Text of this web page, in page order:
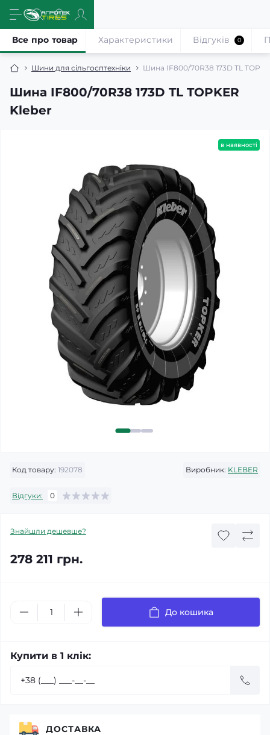
Шини для сільгосптехніки Шина IF800/70R38 173D TL
Шина IF800/70R38 173D TL TOPKER
Kleber
Все про товар Характеристики Відгуків 0
в наявності
Код товару: 192078 Виробник: KLEBER
Відгуки: 0
Знайшли дешевше?
278 211 грн.
До кошика
Купити в 1 клік:
ДОСТАВКА